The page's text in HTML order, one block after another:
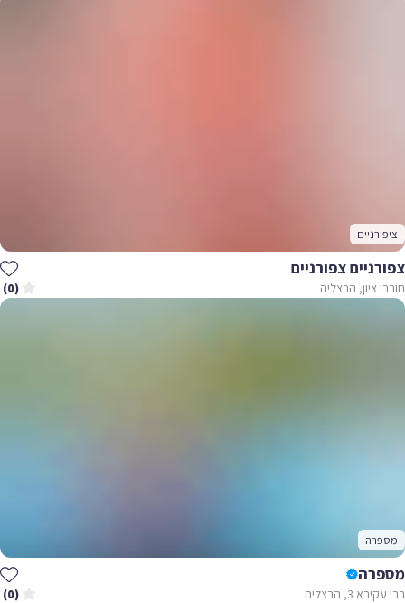
ציפורניים
צפורניים צפורניים
חובבי ציון, הרצליה (0)
מספרה
מספרה
רבי עקיבא 3, הרצליה (0)